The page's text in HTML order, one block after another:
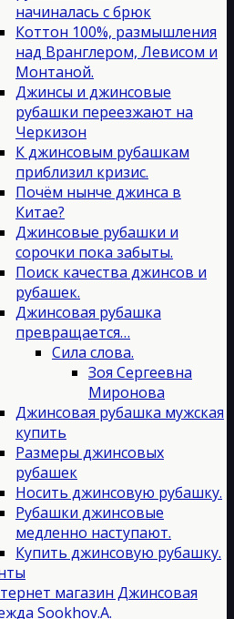
начиналась с брюк
Коттон 100%, размышления
над Вранглером, Левисом и
Монтаной.
Джинсы и джинсовые
рубашки переезжают на
Черкизон
К джинсовым рубашкам
приблизил кризис.
Почём нынче джинса в
Китае?
Джинсовые рубашки и
сорочки пока забыты.
Поиск качества джинсов и
рубашек.
Джинсовая рубашка
превращается…
Сила слова.
Зоя Сергеевна
Миронова
Джинсовая рубашка мужская
купить
Размеры джинсовых
рубашек
Носить джинсовую рубашку.
Рубашки джинсовые
медленно наступают.
Купить джинсовую рубашку.
магазин Джинсовая
Sookhov.A.